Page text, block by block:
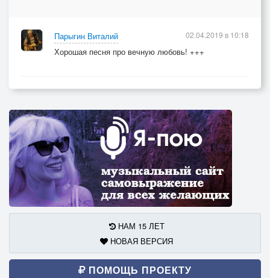
Парыгин Виталий
Хорошая песня про вечную любовь! +++
02.04.2019 в 10:18
НАМ 15 ЛЕТ
НОВАЯ ВЕРСИЯ
ПОМОЩЬ ПРОЕКТУ